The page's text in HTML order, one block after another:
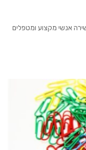
אנשי מקצוע ומטפלים